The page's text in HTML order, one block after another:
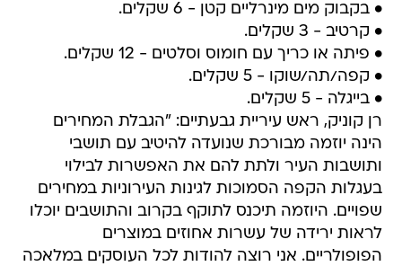
• בקבוק מים מינרליים קטן - 6 שקלים.
• קרטיב - 3 שקלים.
• פיתה או כריך עם חומוס וסלטים - 12 שקלים.
• קפה/תה/שוקו - 5 שקלים.
• בייגלה - 5 שקלים.
רן קוניק, ראש עיריית גבעתיים: "הגבלת המחירים
הינה יוזמה מבורכת שנועדה להיטיב עם תושבי
ותושבות העיר ולתת להם את האפשרות לבילוי
בעגלות הקפה הסמוכות לגינות העירוניות במחירים
שפויים. היוזמה תיכנס לתוקף בקרוב והתושבים יוכלו
לראות ירידה של עשרות אחוזים במוצרים
הפופולריים. אני רוצה להודות לכל העוסקים במלאכה